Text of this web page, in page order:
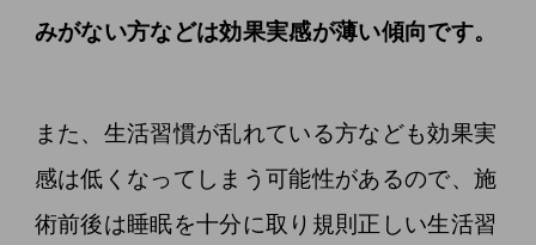
みがない方などは効果実感が薄い傾向です。
また、生活習慣が乱れている方なども効果実
感は低くなってしまう可能性があるので、施
術前後は睡眠を十分に取り規則正しい生活習